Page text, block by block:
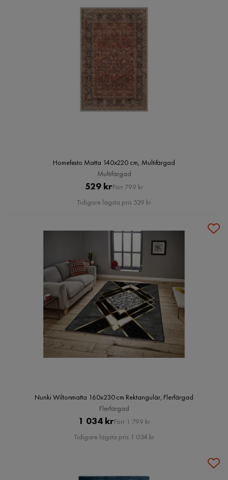
Homefesto Matta 140x220 cm, Multifärgad
Multifärgad
Pris
529 krOriginal
Pris
Förr 799 kr
Tidigare lägsta pris 529 kr
Nunki Wiltonmatta 160x230 cm Rektangulär, Flerfärgad
Flerfärgad
Pris
1 034 krOriginal
Pris
Förr 1 799 kr
Tidigare lägsta pris 1 034 kr